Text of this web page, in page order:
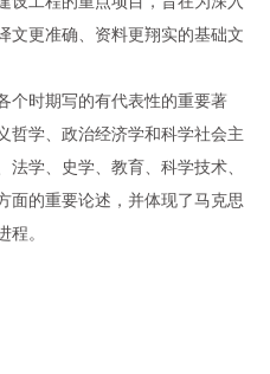
文更准确、资料更翔实的基础文
个时期写的有代表性的重要著
哲学、政治经济学和科学社会主
学、史学、教育、科学技术、
面的重要论述，并体现了马克思
。